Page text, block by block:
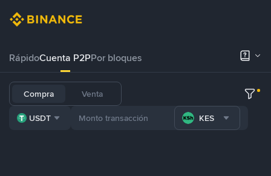
RápidoCuenta P2PPor bloques
Compra Venta
USDT KES